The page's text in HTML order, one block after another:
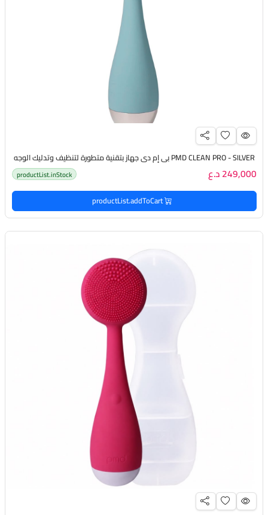
PMD CLEAN PRO - SILVER بي إم دي جهاز بتقنية متطورة لتنظيف وتدليك الوجه
249,000 د.ع productList.inStock
productList.addToCart